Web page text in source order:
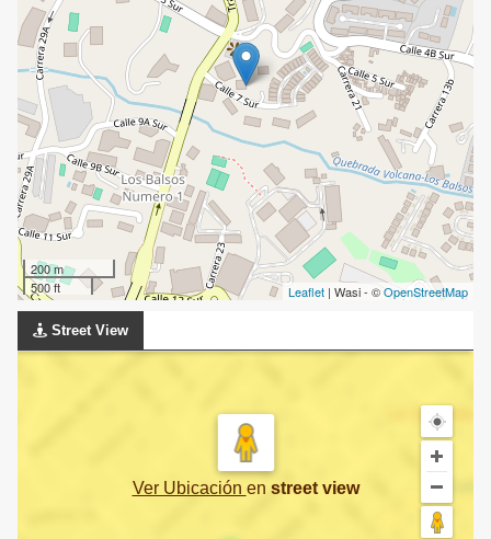
200 m
500 ft
Leaflet | Wasi - ©OpenStreetMap
Street View
Ver Ubicación en street view